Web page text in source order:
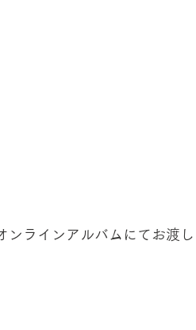
ンラインアルバムにてお渡